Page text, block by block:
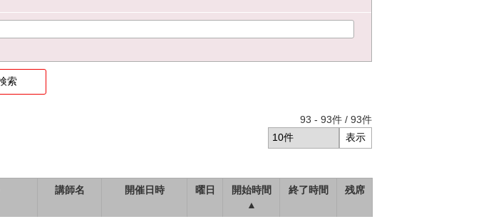
93 - 93件 / 93件
講師名 開催日時 曜日
開始時間
▲
終了時間 残席